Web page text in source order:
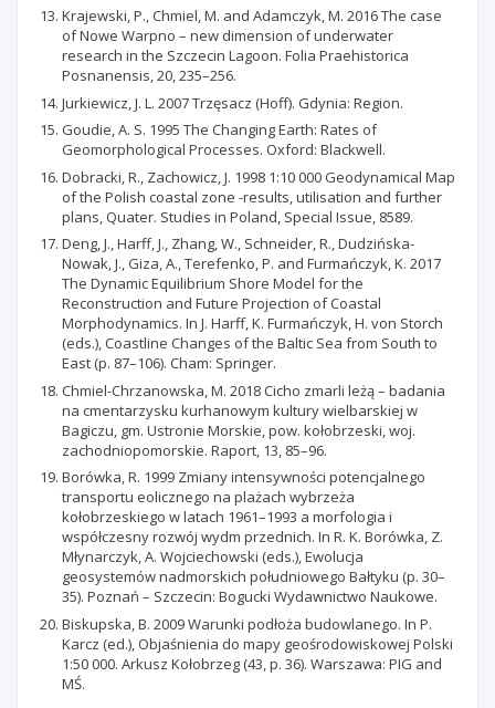
Krajewski, P., Chmiel, M. and Adamczyk, M. 2016 The case
of Nowe Warpno – new dimension of underwater
research in the Szczecin Lagoon. Folia Praehistorica
Posnanensis, 20, 235–256.
Jurkiewicz, J. L. 2007 Trzęsacz (Hoff). Gdynia: Region.
Goudie, A. S. 1995 The Changing Earth: Rates of
Geomorphological Processes. Oxford: Blackwell.
Dobracki, R., Zachowicz, J. 1998 1:10 000 Geodynamical Map
of the Polish coastal zone -results, utilisation and further
plans, Quater. Studies in Poland, Special Issue, 8589.
Deng, J., Harff, J., Zhang, W., Schneider, R., Dudzińska-
Nowak, J., Giza, A., Terefenko, P. and Furmańczyk, K. 2017
The Dynamic Equilibrium Shore Model for the
Reconstruction and Future Projection of Coastal
Morphodynamics. In J. Harff, K. Furmańczyk, H. von Storch
(eds.), Coastline Changes of the Baltic Sea from South to
East (p. 87–106). Cham: Springer.
Chmiel-Chrzanowska, M. 2018 Cicho zmarli leżą – badania
na cmentarzysku kurhanowym kultury wielbarskiej w
Bagiczu, gm. Ustronie Morskie, pow. kołobrzeski, woj.
zachodniopomorskie. Raport, 13, 85–96.
Borówka, R. 1999 Zmiany intensywności potencjalnego
transportu eolicznego na plażach wybrzeża
kołobrzeskiego w latach 1961–1993 a morfologia i
współczesny rozwój wydm przednich. In R. K. Borówka, Z.
Młynarczyk, A. Wojciechowski (eds.), Ewolucja
geosystemów nadmorskich południowego Bałtyku (p. 30–
35). Poznań – Szczecin: Bogucki Wydawnictwo Naukowe.
Biskupska, B. 2009 Warunki podłoża budowlanego. In P.
Karcz (ed.), Objaśnienia do mapy geośrodowiskowej Polski
1:50 000. Arkusz Kołobrzeg (43, p. 36). Warszawa: PIG and
MŚ.